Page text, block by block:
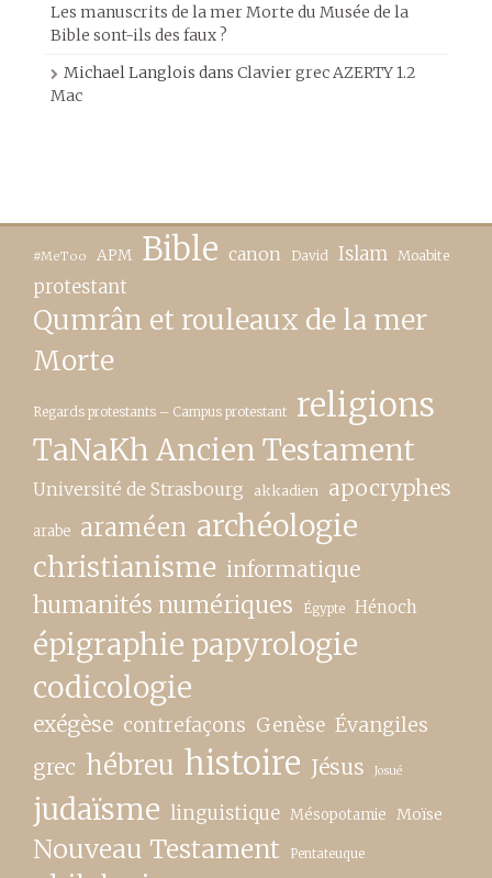
Les manuscrits de la mer Morte du Musée de la
Bible sont-ils des faux ?
Michael Langlois dans Clavier grec AZERTY 1.2
Mac
#MeToo APM Bible canon David Islam Moabite
protestant
Qumrân et rouleaux de la mer
Morte
Regards protestants – Campus protestant religions
TaNaKh Ancien Testament
Université de Strasbourg akkadien apocryphes
arabe araméen archéologie
christianisme informatique
humanités numériques Égypte Hénoch
épigraphie papyrologie
codicologie
exégèse contrefaçons Genèse Évangiles
grec hébreu histoire Jésus Josué
judaïsme linguistique Mésopotamie Moïse
Nouveau Testament Pentateuque